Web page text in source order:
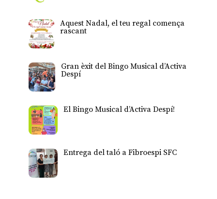
Aquest Nadal, el teu regal comença
rascant
Gran èxit del Bingo Musical d’Activa
Despí
El Bingo Musical d’Activa Despí!
Entrega del taló a Fibroespi SFC